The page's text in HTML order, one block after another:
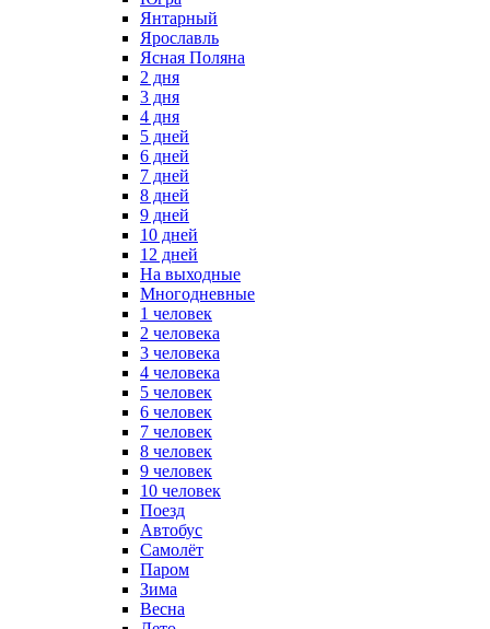
Янтарный
Ярославль
Ясная Поляна
2 дня
3 дня
4 дня
5 дней
6 дней
7 дней
8 дней
9 дней
10 дней
12 дней
На выходные
Многодневные
1 человек
2 человека
3 человека
4 человека
5 человек
6 человек
7 человек
8 человек
9 человек
10 человек
Поезд
Автобус
Самолёт
Паром
Зима
Весна